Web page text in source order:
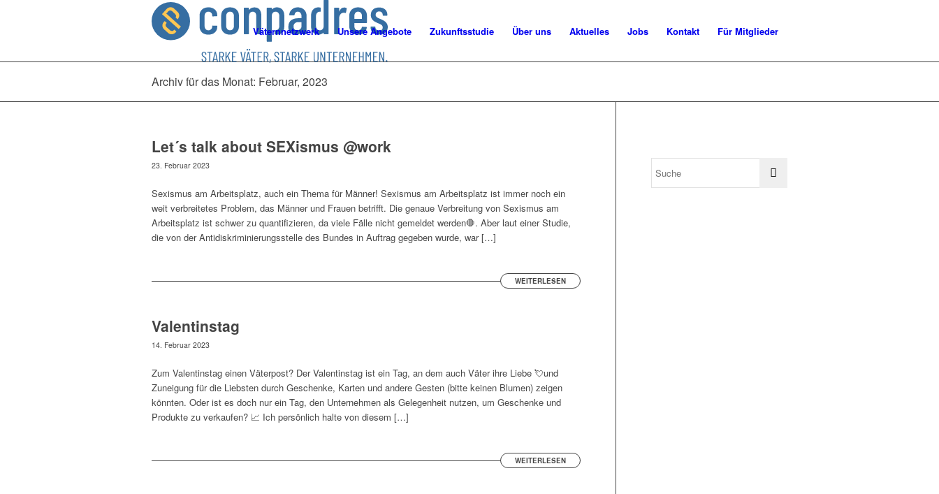
Väternnetzwerk Unsere Angebote Zukunftsstudie Über uns Aktuelles Jobs Kontakt Für Mitglieder
Archiv für das Monat: Februar, 2023
Let´s talk about SEXismus @work
23. Februar 2023
Sexismus am Arbeitsplatz, auch ein Thema für Männer! Sexismus am Arbeitsplatz ist immer noch ein
weit verbreitetes Problem, das Männer und Frauen betrifft. Die genaue Verbreitung von Sexismus am
Arbeitsplatz ist schwer zu quantifizieren, da viele Fälle nicht gemeldet werden🛑. Aber laut einer Studie,
die von der Antidiskriminierungsstelle des Bundes in Auftrag gegeben wurde, war […]
WEITERLESEN
Valentinstag
14. Februar 2023
Zum Valentinstag einen Väterpost? Der Valentinstag ist ein Tag, an dem auch Väter ihre Liebe 💘und
Zuneigung für die Liebsten durch Geschenke, Karten und andere Gesten (bitte keinen Blumen) zeigen
könnten. Oder ist es doch nur ein Tag, den Unternehmen als Gelegenheit nutzen, um Geschenke und
Produkte zu verkaufen? 📈 Ich persönlich halte von diesem […]
WEITERLESEN